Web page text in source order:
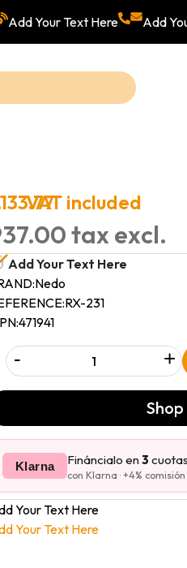
Add Your Text Here Add
VAT included
tax excl.
Add Your Text Here
Nedo
RX-231
471941
- +
Klarna Fináncialo en3
con Klarna · +4%
Your Text Here
Your Text Here